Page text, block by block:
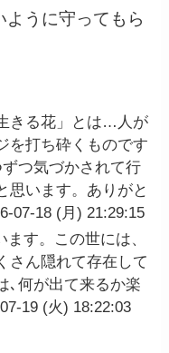
ように守ってもら
きる花」とは…人が
を打ち砕くものです
つ気づかされて行
思います。ありがと
07-18 (月) 21:29:15
す。この世には、
さん隠れて存在して
､何が出て来るか楽
19 (火) 18:22:03